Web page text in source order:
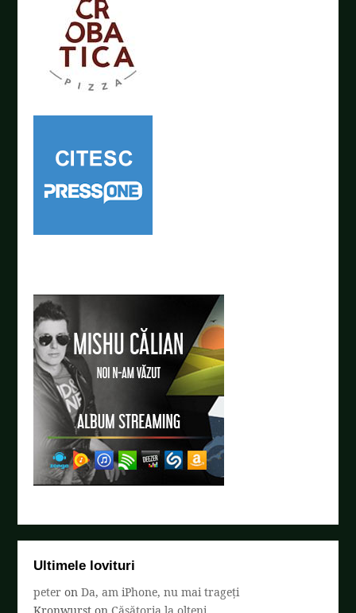
Ultimele lovituri
peter onDa, am iPhone, nu mai trageți